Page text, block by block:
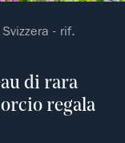
- rif.
di rara
regala